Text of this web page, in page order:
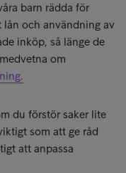
barn rädda för
lån och användning av
inköp, så länge de
om
du förstör saker lite
som att ge råd
att anpassa